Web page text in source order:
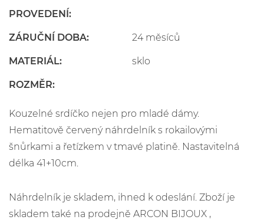
PROVEDENÍ:
ZÁRUČNÍ DOBA: 24 měsíců
MATERIÁL: sklo
ROZMĚR:
Kouzelné srdíčko nejen pro mladé dámy.
Hematitově červený náhrdelník s rokailovými
šnůrkami a řetízkem v tmavé platině. Nastavitelná
délka 41+10cm.
Náhrdelník je skladem, ihned k odeslání. Zboží je
skladem také na prodejně ARCON BIJOUX ,